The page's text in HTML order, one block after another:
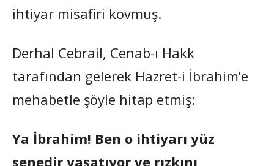
ihtiyar misafiri kovmuş.
Derhal Cebrail, Cenab-ı Hakk
tarafından gelerek Hazret-i İbrahim’e
mehabetle şöyle hitap etmiş:
Ya İbrahim! Ben o ihtiyarı yüz
senedir yaşatıyor ve rızkını